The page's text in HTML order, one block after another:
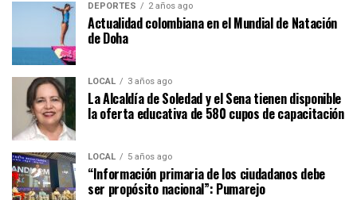
DEPORTES 2 años ago
Actualidad colombiana en el Mundial de Natación
de Doha
LOCAL 3 años ago
La Alcaldía de Soledad y el Sena tienen disponible
la oferta educativa de 580 cupos de capacitación
LOCAL 5 años ago
“Información primaria de los ciudadanos debe
ser propósito nacional”: Pumarejo